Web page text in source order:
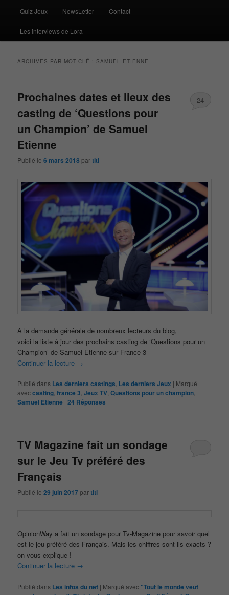
Quiz Jeux NewsLetter Contact
Les interviews de Lora
ARCHIVES PAR MOT-CLÉ : SAMUEL ETIENNE
Prochaines dates et lieux des
casting de ‘Questions pour
un Champion’ de Samuel
Etienne
Publié le6 mars 2018 partiti
24
A la demande générale de nombreux lecteurs du blog,
voici la liste à jour des prochains casting de ‘Questions pour un
Champion’ de Samuel Etienne sur France 3
Continuer la lecture →
Publié dans Les derniers castings Les derniers Jeux | Marqué
aveccasting ,france 3 ,Jeux TV ,Questions pour un champion
Samuel Etienne |24 Réponses
TV Magazine fait un sondage
sur le Jeu Tv préféré des
Français
Publié le29 juin 2017 partiti
OpinionWay a fait un sondage pour Tv-Magazine pour savoir quel
est le jeu préféré des Français. Mais les chiffres sont ils exacts ?
on vous explique !
Continuer la lecture →
Publié dans Les infos du net | Marqué avec"Tout le monde veut